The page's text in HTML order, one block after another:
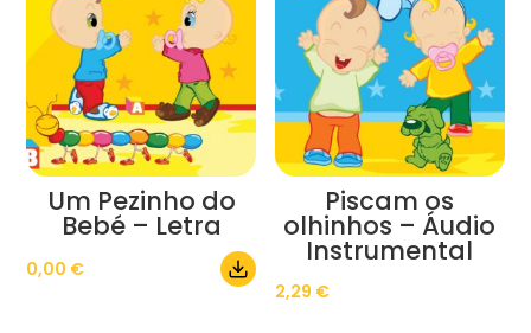
Um Pezinho do
Bebé – Letra
0,00 €
Piscam os
olhinhos – Áudio
Instrumental
2,29 €